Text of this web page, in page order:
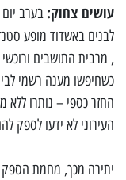
עושים צחוק: בערב
לבנים באשדוד מופע
, מרבית התושבים
כשחיפשו מענה רשמי
החזר כספי – נותרו
העירוני לא ידעו לספק
יתירה מכך, מחמת הספק